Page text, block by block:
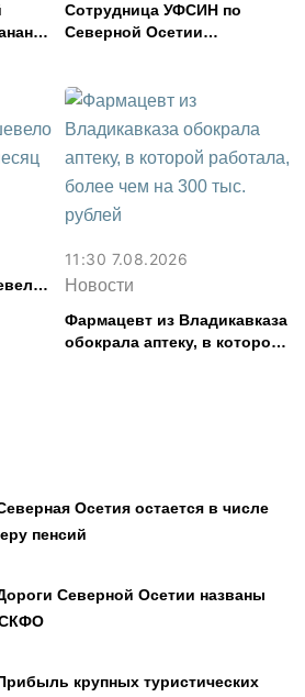
Осетия остается в числе
пенсий
Северной Осетии названы
СКФО
крупных туристических
Сотрудница УФСИН по
Северной Осетии
смыслов»
11:30 7.08.2026
Новости
Фармацевт из Владикавказа
обокрала аптеку, в которой